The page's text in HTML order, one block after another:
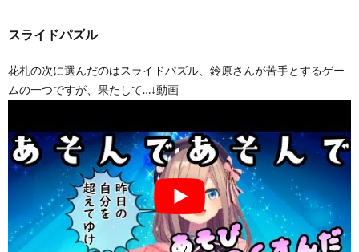
スライドパズル
花札の次に選んだのはスライドパズル、鈴原さんが苦手とするゲー
ムの一つですが、果たして…↓動画